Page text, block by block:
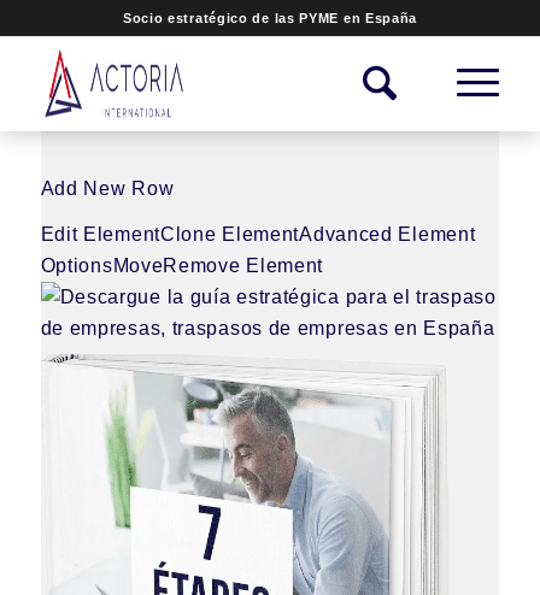
Socio estratégico de las PYME en España
Add New Row
Edit ElementClone ElementAdvanced Element
OptionsMoveRemove Element